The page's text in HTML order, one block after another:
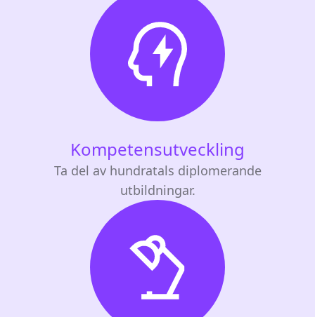
Kompetensutveckling
Ta del av hundratals diplomerande
utbildningar.